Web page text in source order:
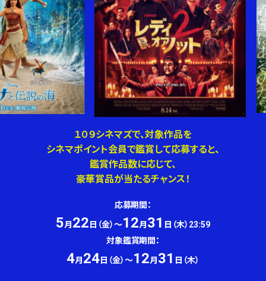
１０９シネマズで、対象作品を
シネマポイント会員で鑑賞して応募すると、
鑑賞作品数に応じて、
豪華賞品が当たるチャンス！
応募期間：
5月 22 日（金）～12月 31 日（木）23:59
対象鑑賞期間：
4月 24 日（金）～12月 31 日（木）